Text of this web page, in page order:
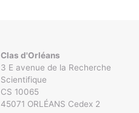
Clas d'Orléans
3 E avenue de la Recherche
Scientifique
CS 10065
45071 ORLÉANS Cedex 2